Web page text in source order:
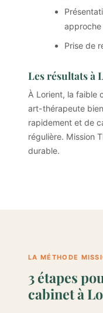
approche
Prise de
Les résultats à
À Lorient, la faible
art-thérapeute
rapidement et de
régulière. Mission
durable.
LA MÉTHODE
3 étapes
cabinet à